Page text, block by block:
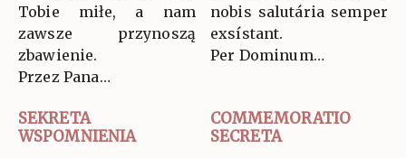
Tobie miłe, a nam
zawsze przynoszą
zbawienie.
Przez Pana…
nobis salutária semper
exsístant.
Per Dominum…
SEKRETA
WSPOMNIENIA
COMMEMORATIO
SECRETA